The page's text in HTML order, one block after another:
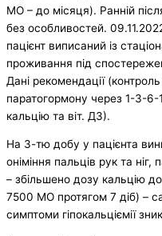
МО – до місяця). Ранній
без особливостей.
пацієнт виписаний із
проживання під
Дані рекомендації
паратогормону через 1-3-6-
кальцію та віт. Д3).
На 3-тю добу у пацієнта
оніміння пальців рук та ніг,
– збільшено дозу кальцію
7500 МО протягом 7 діб) –
симптоми гіпокальціємії